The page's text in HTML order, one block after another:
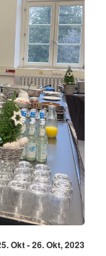
Okt - 26. Okt, 2023